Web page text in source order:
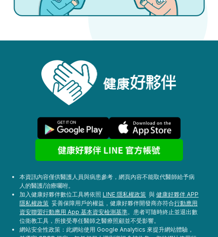
本資訊內容僅供醫護人員與病患參考，網頁內容不能取代醫師給予病
人的醫護/治療囑咐。
加入健康好夥伴數位工具將依照 LINE 隱私權政策 與 健康好夥伴 APP
隱私權政策 妥善保障用戶的權益，健康好夥伴開發商亦符合行動應用
資安聯盟行動應用 App 基本資安檢測基準。患者可隨時終止並退出數
位衛教工具，所接受專任醫師之醫療照顧並不受影響。
網站安全性政策：此網站使用 Google Analytics 來提升網站體驗，